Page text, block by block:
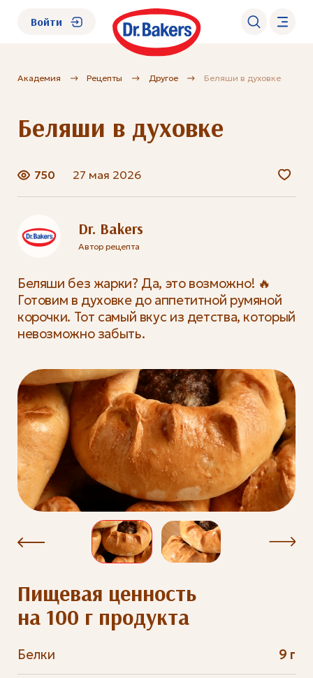
О нас
Каталог
Академия
Войти
Академия Рецепты Другое Беляши в духовке
Беляши в духовке
750 27 мая 2026
Dr. Bakers
Автор рецепта
Беляши без жарки? Да, это возможно! 🔥
Готовим в духовке до аппетитной румяной
корочки. Тот самый вкус из детства, который
невозможно забыть.
Пищевая ценность
на 100 г продукта
Белки 9 г